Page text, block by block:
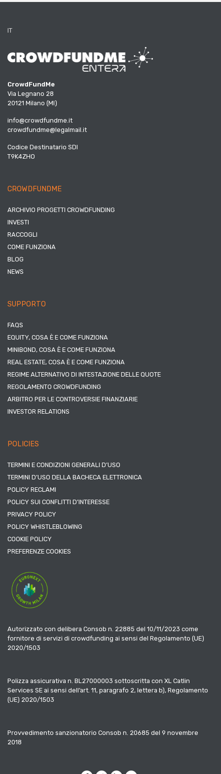
IT
CrowdFundMe
Via Legnano 28
20121 Milano (MI)
info@crowdfundme.it
crowdfundme@legalmail.it
Codice Destinatario SDI
T9K4ZHO
CROWDFUNDME
ARCHIVIO PROGETTI CROWDFUNDING
INVESTI
RACCOGLI
COME FUNZIONA
BLOG
NEWS
SUPPORTO
FAQS
EQUITY, COSA È E COME FUNZIONA
MINIBOND, COSA È E COME FUNZIONA
REAL ESTATE, COSA È E COME FUNZIONA
REGIME ALTERNATIVO DI INTESTAZIONE DELLE QUOTE
REGOLAMENTO CROWDFUNDING
ARBITRO PER LE CONTROVERSIE FINANZIARIE
INVESTOR RELATIONS
POLICIES
TERMINI E CONDIZIONI GENERALI D’USO
TERMINI D’USO DELLA BACHECA ELETTRONICA
POLICY RECLAMI
POLICY SUI CONFLITTI D’INTERESSE
PRIVACY POLICY
POLICY WHISTLEBLOWING
COOKIE POLICY
PREFERENZE COOKIES
Autorizzato con delibera Consob n. 22885 del 10/11/2023 come
fornitore di servizi di crowdfunding ai sensi del Regolamento (UE)
2020/1503
Polizza assicurativa n. BL27000003 sottoscritta con XL Catlin
Services SE ai sensi dell’art. 11, paragrafo 2, lettera b), Regolamento
(UE) 2020/1503
Provvedimento sanzionatorio Consob n. 20685 del 9 novembre
2018